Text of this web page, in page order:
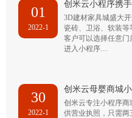
01
2022-1
创米云小程序携
3D建材家具城盛大
瓷砖、卫浴、软装等
客户可以选择任意
进入小程序…
30
2022-1
创米云母婴商城
创米云专注小程序
供营业执照，只需